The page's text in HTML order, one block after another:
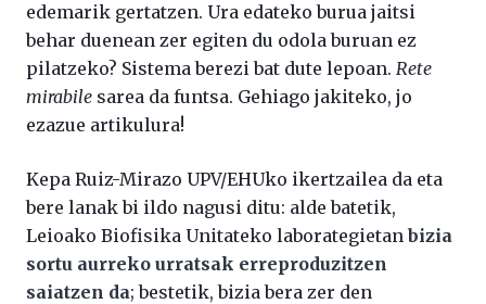
edemarik gertatzen. Ura edateko burua jaitsi
behar duenean zer egiten du odola buruan ez
pilatzeko? Sistema berezi bat dute lepoan. Rete
mirabile sarea da funtsa. Gehiago jakiteko, jo
ezazue artikulura!
Kepa Ruiz-Mirazo UPV/EHUko ikertzailea da eta
bere lanak bi ildo nagusi ditu: alde batetik,
Leioako Biofisika Unitateko laborategietanbizia
sortu aurreko urratsak erreproduzitzen
saiatzen da; bestetik, bizia bera zer den